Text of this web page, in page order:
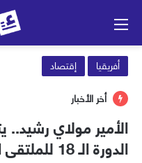
أفريقيا
إقتصاد
أخر الأخبار
الأمير مولاي رشيد..
الدورة الـ 18 للملتقى الدولي للفلاحة بالمغرب